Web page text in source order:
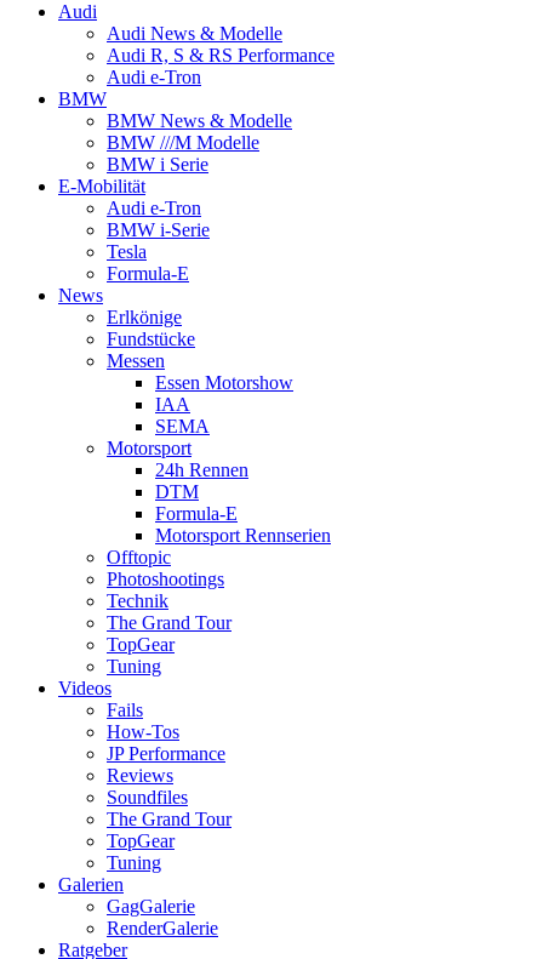
Audi
Audi News & Modelle
Audi R, S & RS Performance
Audi e-Tron
BMW
BMW News & Modelle
BMW ///M Modelle
BMW i Serie
E-Mobilität
Audi e-Tron
BMW i-Serie
Tesla
Formula-E
News
Erlkönige
Fundstücke
Messen
Essen Motorshow
IAA
SEMA
Motorsport
24h Rennen
DTM
Formula-E
Motorsport Rennserien
Offtopic
Photoshootings
Technik
The Grand Tour
TopGear
Tuning
Videos
Fails
How-Tos
JP Performance
Reviews
Soundfiles
The Grand Tour
TopGear
Tuning
Galerien
GagGalerie
RenderGalerie
Ratgeber